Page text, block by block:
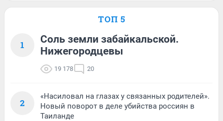
ТОП 5
1
Соль земли забайкальской.
Нижегородцевы
19 178 20
2
«Насиловал на глазах у связанных родителей».
Новый поворот в деле убийства россиян в
Таиланде